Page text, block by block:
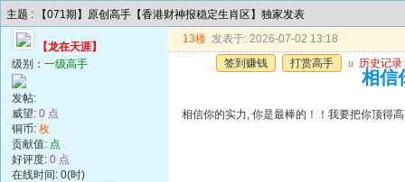
主题 : 【071期】原创高手【香港财神报稳定生肖区】独家发表
【龙在天涯】
级别： 一级高手
发帖:
威望: 0 点
铜币: 枚
贡献值: 点
好评度: 0 点
在线时间: 0(时)
13楼 发表于: 2026-07-02 13:18
签到赚钱
打赏高手 u 历史记录
相信
相信你的实力, 你是最棒的！！我要把你顶得